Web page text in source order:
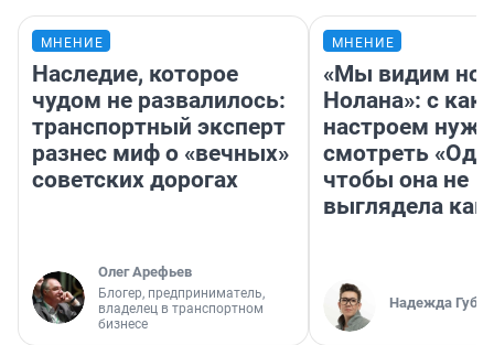
МНЕНИЕ
Наследие, которое
чудом не развалилось:
транспортный эксперт
разнес миф о «вечных»
советских дорогах
Олег Арефьев
Блогер, предприниматель,
владелец в транспортном
бизнесе
МНЕНИЕ
«Мы видим
Нолана»: с
настроем
смотреть
чтобы она не
выглядела как
Надежда